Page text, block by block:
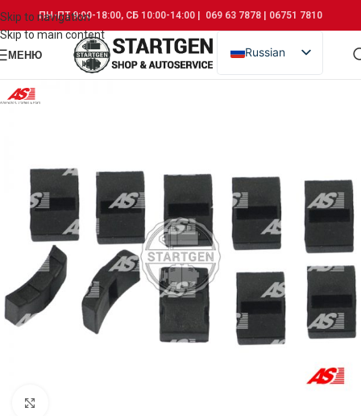
Skip to navigation
Skip to main content
ПН-ПТ 9:00-18:00, СБ 10:00-14:00 | 069 63 7878 | 06751 7810
МЕНЮ
Russian
Romanian